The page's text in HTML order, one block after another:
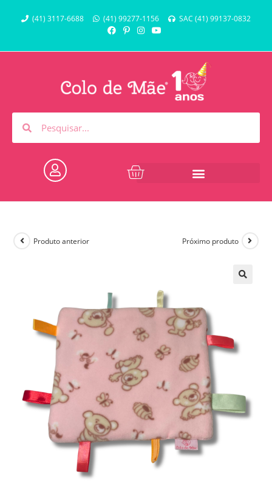
(41) 3117-6688 (41) 99277-1156 SAC (41) 99137-0832
Produto anterior Próximo produto